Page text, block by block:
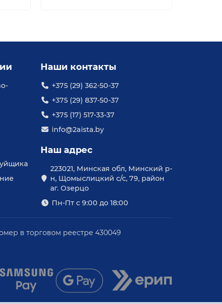
Наши контакты
+375 (29) 362-50-37
+375 (29) 837-50-37
+375 (17) 517-33-37
info@2aista.by
Наш адрес
223021, Минская обл, Минский р-
н, Щомыслицкий с/с, 79, район
аг. Озерцо
Пн-Пт с 9:00 до 18:00
в торговом реестре 430049